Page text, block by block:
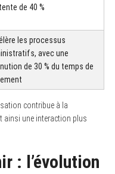
de 40 %
les processus
avec une
de 30 % du temps de
contribue à la
ainsi une interaction plus
: l’évolution